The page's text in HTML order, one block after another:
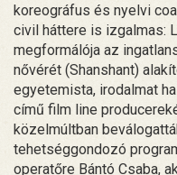
koreográfus és nyelvi
civil háttere is izgalmas:
megformálója az
nővérét (Shanshant)
egyetemista, irodalmat
című film line
közelmúltban
tehetséggondozó
operatőre Bántó Csaba,